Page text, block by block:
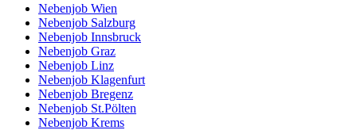
Nebenjob Wien
Nebenjob Salzburg
Nebenjob Innsbruck
Nebenjob Graz
Nebenjob Linz
Nebenjob Klagenfurt
Nebenjob Bregenz
Nebenjob St.Pölten
Nebenjob Krems